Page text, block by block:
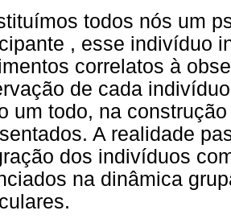
todos nós um
, esse indivíduo
correlatos à
de cada
um todo, na
A realidade
dos indivíduos
na dinâmica